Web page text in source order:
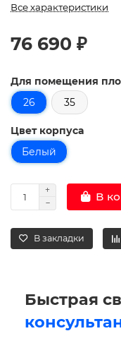
Все характеристики
76 690 ₽
Для помещения
26
35
Цвет корпуса
Белый
В
В закладки
Быстрая